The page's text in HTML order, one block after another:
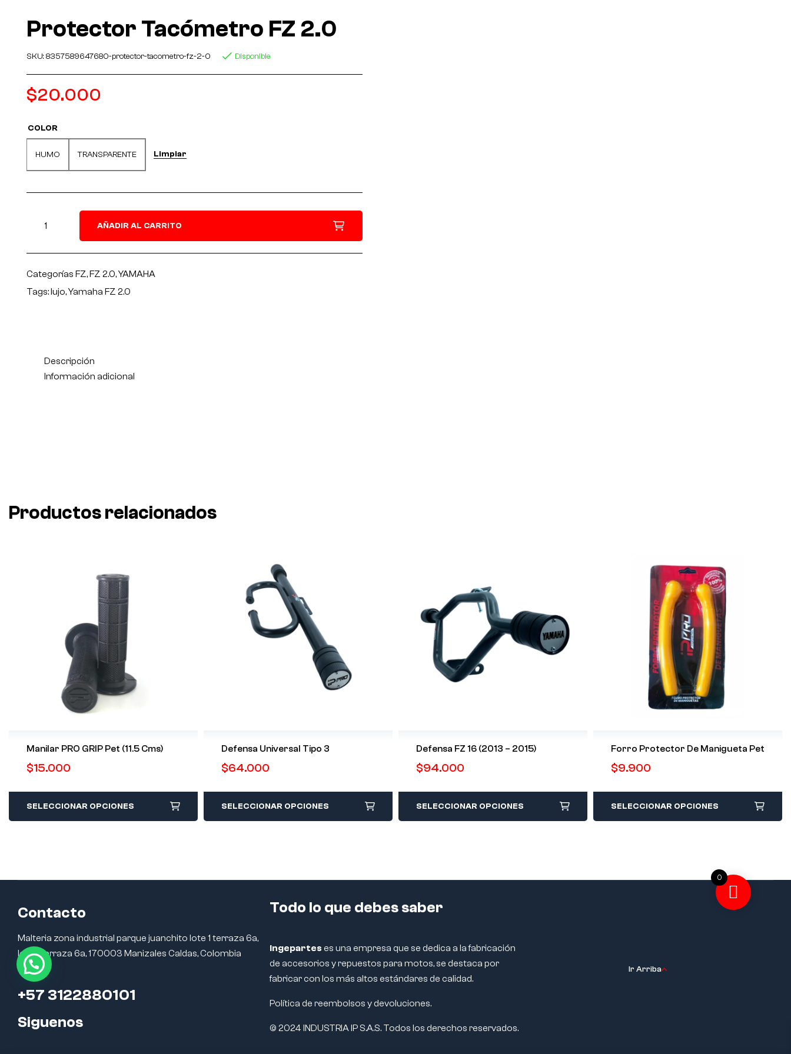
Protector Tacómetro FZ 2.0
SKU: 8357589647680-protector-tacometro-fz-2-0 Disponible
$20.000
COLOR
HUMO TRANSPARENTE Limpiar
AÑADIR AL CARRITO
Categorías FZ,FZ 2.0,YAMAHA
Tags:lujo,Yamaha FZ 2.0
Descripción
Información adicional
Productos relacionados
Manilar PRO GRIP Pet (11.5 Cms)
$15.000
SELECCIONAR OPCIONES
Defensa Universal Tipo 3
$64.000
SELECCIONAR OPCIONES
Defensa FZ 16 (2013 – 2015)
$94.000
SELECCIONAR OPCIONES
Forro Protector De Manigueta Pet
$9.900
SELECCIONAR OPCIONES
Contacto
Malteria zona industrial parque juanchito lote 1 terraza 6a,
lote 1 terraza 6a, 170003 Manizales Caldas, Colombia
+57 3122880101
Siguenos
Todo lo que debes saber
Ingepartes es una empresa que se dedica a la fabricación
de accesorios y repuestos para motos, se destaca por
fabricar con los más altos estándares de calidad.
Política de reembolsos y devoluciones.
© 2024 INDUSTRIA IP S.A.S. Todos los derechos reservados.
Ir Arriba
0